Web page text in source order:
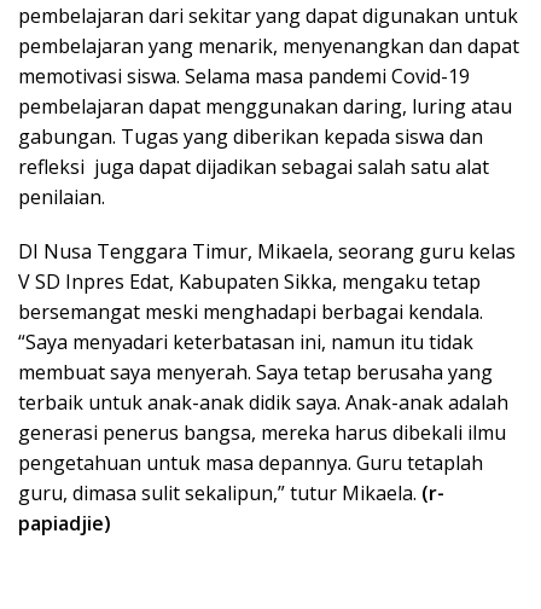
pembelajaran dari sekitar yang dapat digunakan untuk
pembelajaran yang menarik, menyenangkan dan dapat
memotivasi siswa. Selama masa pandemi Covid-19
pembelajaran dapat menggunakan daring, luring atau
gabungan. Tugas yang diberikan kepada siswa dan
refleksi juga dapat dijadikan sebagai salah satu alat
penilaian.
DI Nusa Tenggara Timur, Mikaela, seorang guru kelas
V SD Inpres Edat, Kabupaten Sikka, mengaku tetap
bersemangat meski menghadapi berbagai kendala.
“Saya menyadari keterbatasan ini, namun itu tidak
membuat saya menyerah. Saya tetap berusaha yang
terbaik untuk anak-anak didik saya. Anak-anak adalah
generasi penerus bangsa, mereka harus dibekali ilmu
pengetahuan untuk masa depannya. Guru tetaplah
guru, dimasa sulit sekalipun,” tutur Mikaela. (r-
papiadjie)